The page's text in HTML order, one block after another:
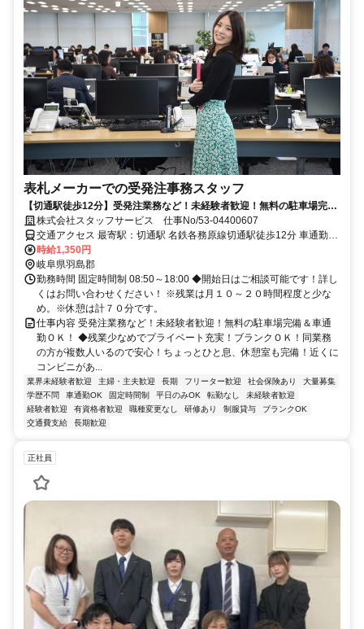
表札メーカーでの受発注事務スタッフ
【切通駅徒歩12分】受発注業務など！未経験者歓迎！無料の駐車場完備
＆車通勤ＯＫ！
株式会社スタッフサービス 仕事No/53-04400607
交通アクセス 最寄駅：切通駅 名鉄各務原線切通駅徒歩12分 車通勤可
能
時給1,350円
岐阜県羽島郡
勤務時間 固定時間制 08:50～18:00 ◆開始日はご相談可能です！詳し
くはお問い合わせください！ ※残業は月１０～２０時間程度と少な
め。※休憩は計７０分です。
仕事内容 受発注業務など！未経験者歓迎！無料の駐車場完備＆車通
勤ＯＫ！ ◆残業少なめでプライベート充実！ブランクＯＫ！同業務
の方が複数人いるので安心！ちょっとひと息、休憩室も完備！近くに
コンビニがあ...
業界未経験者歓迎 主婦・主夫歓迎 長期 フリーター歓迎 社会保険あり
大量募集
学歴不問
車通勤OK 固定時間制 平日のみOK 転勤なし
未経験者歓迎
経験者歓迎
有資格者歓迎 職種変更なし 研修あり 制服貸与
ブランクOK
交通費支給
長期歓迎
正社員